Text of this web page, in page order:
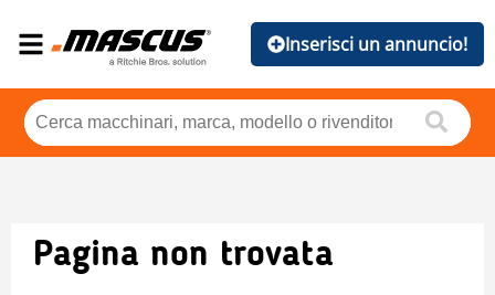
Inserisci un annuncio!
Pagina non trovata